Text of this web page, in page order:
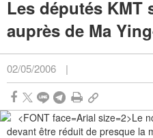
Les députés KMT
auprès de Ma
02/05/2006 |